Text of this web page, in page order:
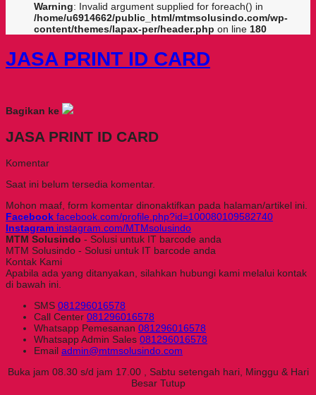
Warning: Invalid argument supplied for foreach() in
/home/u6914662/public_html/mtmsolusindo.com/wp-
content/themes/lapax-per/header.php on line 180
JASA PRINT ID CARD
Bagikan ke
JASA PRINT ID CARD
Komentar
Saat ini belum tersedia komentar.
Mohon maaf, form komentar dinonaktifkan pada halaman/artikel ini.
Facebook facebook.com/profile.php?id=100080109582740
Instagram instagram.com/MTMsolusindo
MTM Solusindo - Solusi untuk IT barcode anda
MTM Solusindo - Solusi untuk IT barcode anda
Kontak Kami
Apabila ada yang ditanyakan, silahkan hubungi kami melalui kontak
di bawah ini.
SMS 081296016578
Call Center 081296016578
Whatsapp Pemesanan 081296016578
WhatsappAdmin Sales 081296016578
Email admin@mtmsolusindo.com
Buka jam 08.30 s/d jam 17.00 , Sabtu setengah hari, Minggu & Hari
Besar Tutup